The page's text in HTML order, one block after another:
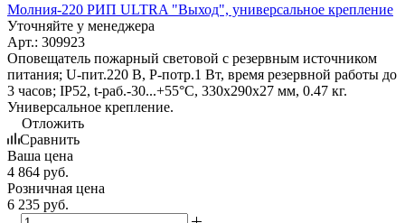
Молния-220 РИП ULTRA "Выход", универсальное крепление
Уточняйте у менеджера
Арт.: 309923
Оповещатель пожарный световой с резервным источником
питания; U-пит.220 В, P-потр.1 Вт, время резервной работы до
3 часов; IP52, t-раб.-30...+55°С, 330х290х27 мм, 0.47 кг.
Универсальное крепление.
Отложить
Сравнить
Ваша цена
4 864 руб.
Розничная цена
6 235 руб.